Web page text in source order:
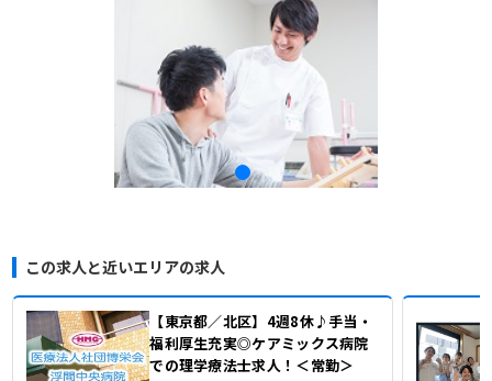
この求人と近いエリアの求人
【東京都／北区】4週8休♪手当・
福利厚生充実◎ケアミックス病院
での理学療法士求人！＜常勤＞